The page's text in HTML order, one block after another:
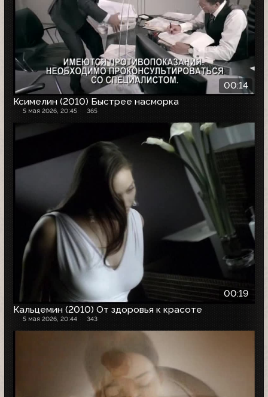
00:14
Ксимелин (2010) Быстрее насморка
5 мая 2026, 20:45 365
00:19
Кальцемин (2010) От здоровья к красоте
5 мая 2026, 20:44 343